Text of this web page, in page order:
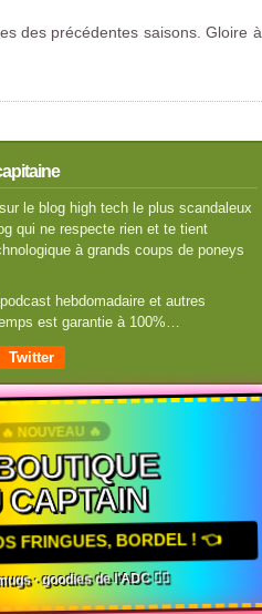
des précédentes saisons. Gloire à
le blog high tech le plus scandaleux
qui ne respecte rien et te tient
à grands coups de poneys
hebdomadaire et autres
est garantie à 100%…
Twitter
🔥 NOUVEAU 🔥
CAPTAIN
FRINGUES, BORDEL ! 👈
· goodies de l'ADC 🏴‍☠️